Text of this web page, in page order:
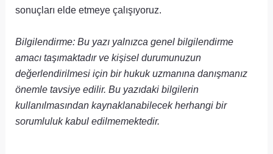
sonuçları elde etmeye çalışıyoruz.
Bilgilendirme: Bu yazı yalnızca genel bilgilendirme
amacı taşımaktadır ve kişisel durumunuzun
değerlendirilmesi için bir hukuk uzmanına danışmanız
önemle tavsiye edilir. Bu yazıdaki bilgilerin
kullanılmasından kaynaklanabilecek herhangi bir
sorumluluk kabul edilmemektedir.